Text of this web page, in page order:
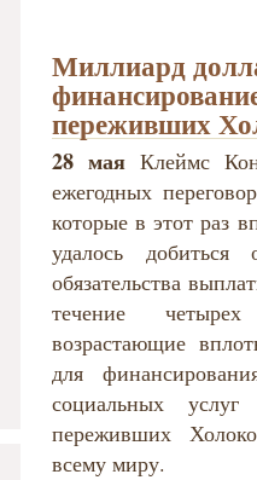
Миллиард
переживших
28 мая Клеймс
ежегодных
которые в этот раз
удалось добиться
обязательства
течение
возрастающие
для
социальных
переживших
всему миру.